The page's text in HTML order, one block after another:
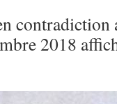
2018